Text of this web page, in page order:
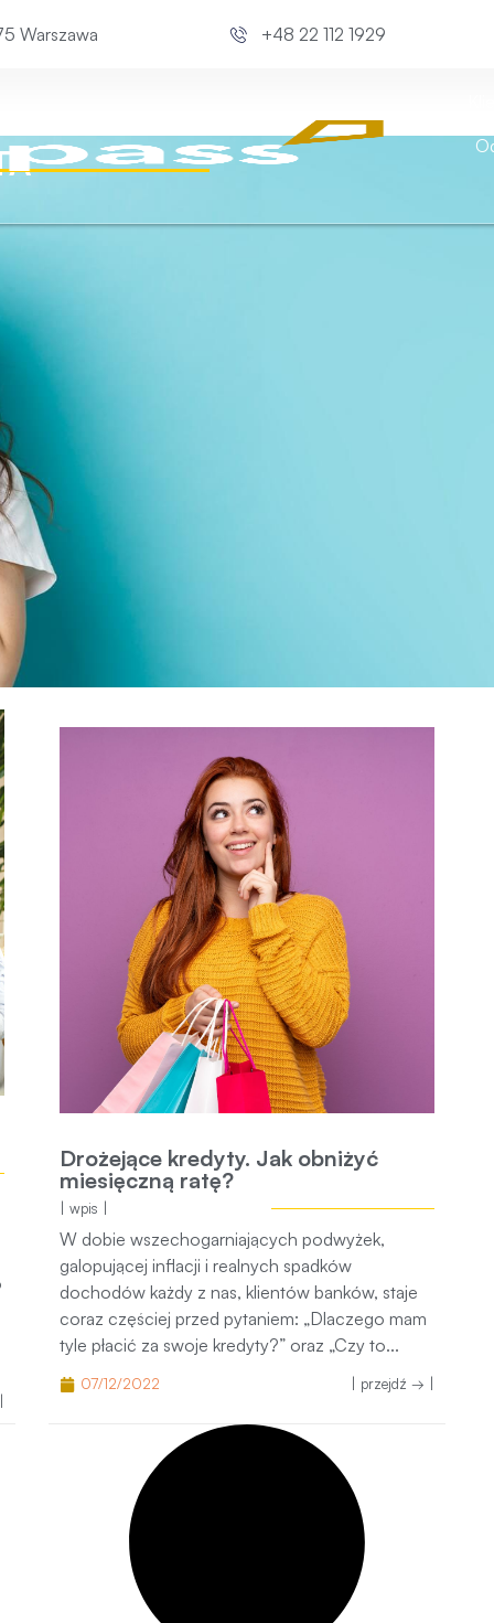
Warszawa +48 22 112 1929
Drożejące kredyty. Jak obniżyć
miesięczną ratę?
| wpis |
W dobie wszechogarniających podwyżek,
galopującej inflacji i realnych spadków
dochodów każdy z nas, klientów banków, staje
coraz częściej przed pytaniem: „Dlaczego mam
tyle płacić za swoje kredyty?” oraz „Czy to...
07/12/2022 | przejdź → |